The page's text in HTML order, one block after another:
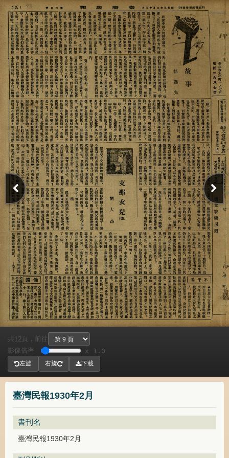
臺灣民報1930年2月
書刊名
臺灣民報1930年2月
共 12頁， 前往
影像倍率
x 1.0
左旋 右旋 下載